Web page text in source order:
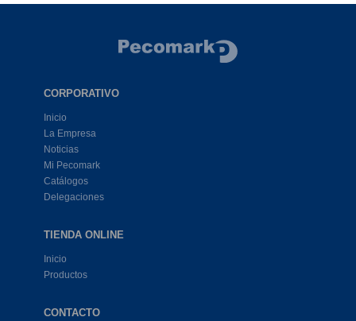
CORPORATIVO
Inicio
La Empresa
Noticias
Mi Pecomark
Catálogos
Delegaciones
TIENDA ONLINE
Inicio
Productos
CONTACTO